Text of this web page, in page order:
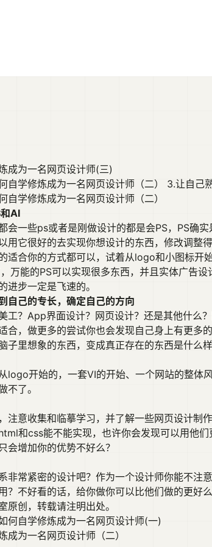
成为一名网页设计师(三)
自学修炼成为一名网页设计师（二） 3.让自己
自学修炼成为一名网页设计师（二）
AI
会一些ps或者是刚做设计的都是会PS，PS确
用它很好的去实现你想设计的东西，修改调整
适合你的方式都可以，试着从logo和小图标开
万能的PS可以实现很多东西，并且实体广告
进步一定是飞速的。
自己的专长，确定自己的方向
工？App界面设计？网页设计？还是其他什么
合，做更多的尝试你也会发现自己身上有更
子里想象的东西，变成真正存在的东西是什么
logo开始的，一套VI的开始、一个网站的整
不了。
注意收集和临摹学习，并了解一些网页设计
和css能不能实现，也许你会发现可以用他
会增加你的优势不好么？
非常紧密的设计吧？作为一个设计师你能不注
？不好看的话，给你做你可以比他们做的更好
原创，转载请注明出处。
何自学修炼成为一名网页设计师(一)
成为一名网页设计师（二）